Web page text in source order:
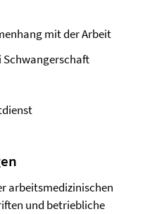
mit der Arbeit
arbeitsmedizinischen
und betriebliche